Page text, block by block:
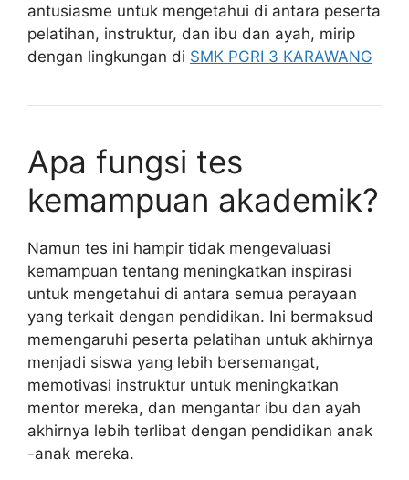
antusiasme untuk mengetahui di antara peserta
pelatihan, instruktur, dan ibu dan ayah, mirip
dengan lingkungan di SMK PGRI 3 KARAWANG
Apa fungsi tes
kemampuan akademik?
Namun tes ini hampir tidak mengevaluasi
kemampuan tentang meningkatkan inspirasi
untuk mengetahui di antara semua perayaan
yang terkait dengan pendidikan. Ini bermaksud
memengaruhi peserta pelatihan untuk akhirnya
menjadi siswa yang lebih bersemangat,
memotivasi instruktur untuk meningkatkan
mentor mereka, dan mengantar ibu dan ayah
akhirnya lebih terlibat dengan pendidikan anak
-anak mereka.